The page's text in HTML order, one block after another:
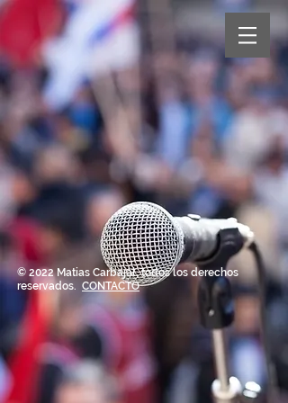
© 2022 Matias Carbajal, todos los derechos
reservados. CONTACTO